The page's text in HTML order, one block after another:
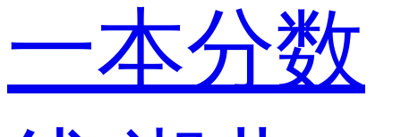
一本分数